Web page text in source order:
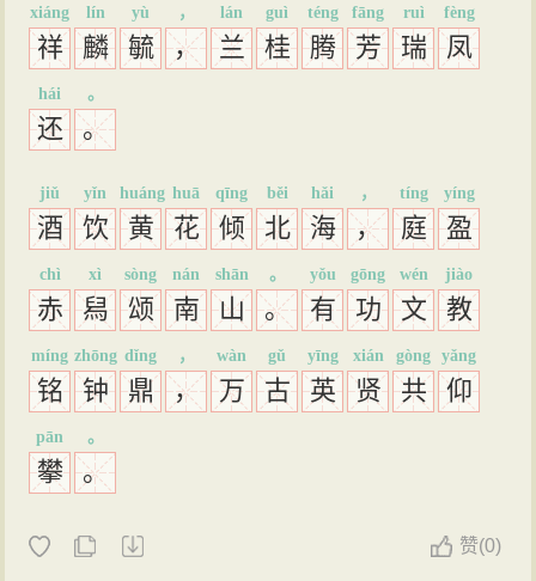
祥
xiáng
麟
lín
毓
yù
，
，
兰
lán
桂
guì
腾
téng
芳
fāng
瑞
ruì
凤
fèng
还
hái
。
。
酒
jiǔ
饮
yǐn
黄
huáng
花
huā
倾
qīng
北
běi
海
hǎi
，
，
庭
tíng
盈
yíng
赤
chì
舄
xì
颂
sòng
南
nán
山
shān
。
。
有
yǒu
功
gōng
文
wén
教
jiào
铭
míng
钟
zhōng
鼎
dǐng
，
，
万
wàn
古
gǔ
英
yīng
贤
xián
共
gòng
仰
yǎng
攀
pān
。
。
赞(0)